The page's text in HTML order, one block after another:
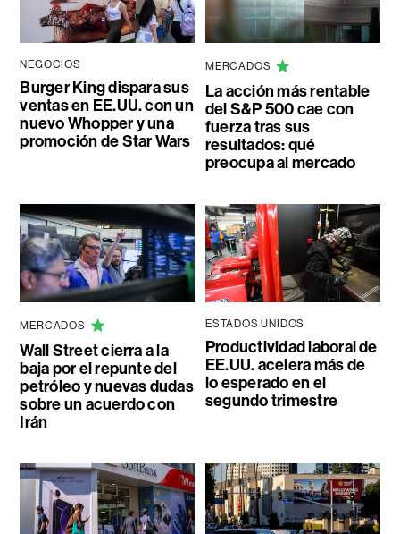
NEGOCIOS
Burger King dispara sus
ventas en EE.UU. con un
nuevo Whopper y una
promoción de Star Wars
MERCADOS
La acción más rentable
del S&P 500 cae con
fuerza tras sus
resultados: qué
preocupa al mercado
MERCADOS
Wall Street cierra a la
baja por el repunte del
petróleo y nuevas dudas
sobre un acuerdo con
Irán
ESTADOS UNIDOS
Productividad laboral de
EE.UU. acelera más de
lo esperado en el
segundo trimestre